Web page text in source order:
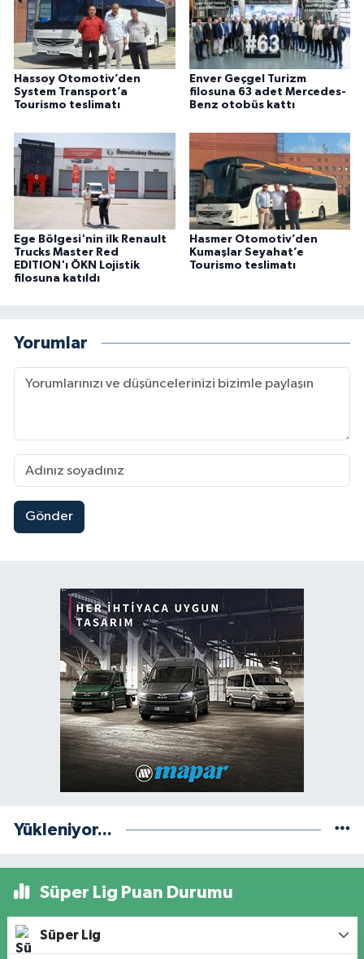
Hassoy Otomotiv’den
System Transport’a
Tourismo teslimatı
Enver Geçgel Turizm
filosuna 63 adet Mercedes-
Benz otobüs kattı
Ege Bölgesi'nin ilk Renault
Trucks Master Red
EDITION'ı ÖKN Lojistik
filosuna katıldı
Hasmer Otomotiv’den
Kumaşlar Seyahat’e
Tourismo teslimatı
Yorumlar
Gönder
Yükleniyor...
Süper Lig Puan Durumu
Süper Lig